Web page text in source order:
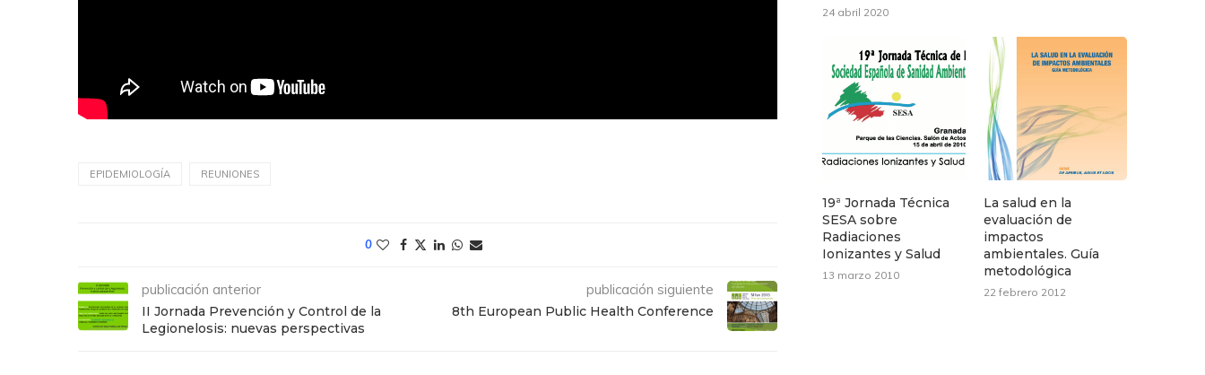
EPIDEMIOLOGÍA REUNIONES
0
publicación anterior
II Jornada Prevención y Control de la
Legionelosis: nuevas perspectivas
publicación siguiente
8th European Public Health Conference
24 abril 2020
19ª Jornada Técnica
SESA sobre
Radiaciones
Ionizantes y Salud
13 marzo 2010
La salud en la
evaluación de
impactos
ambientales. Guía
metodológica
22 febrero 2012